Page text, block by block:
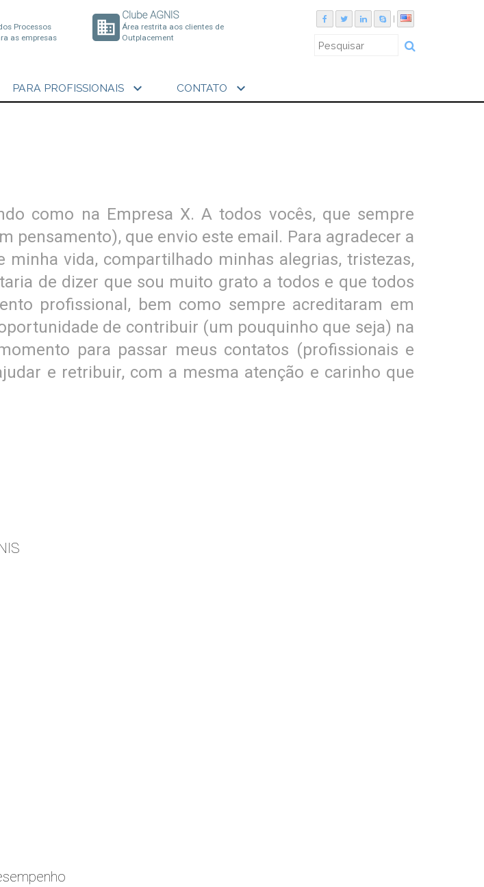
Processos
as empresas
business
Clube AGNIS
Área restrita aos clientes de
Outplacement
PARA PROFISSIONAIS expand_more CONTATO expand_more
como na Empresa X. A todos vocês, que sempre
pensamento), que envio este email. Para agradecer a
vida, compartilhado minhas alegrias, tristezas,
de dizer que sou muito grato a todos e que todos
profissional, bem como sempre acreditaram em
de contribuir (um pouquinho que seja) na
para passar meus contatos (profissionais e
e retribuir, com a mesma atenção e carinho que